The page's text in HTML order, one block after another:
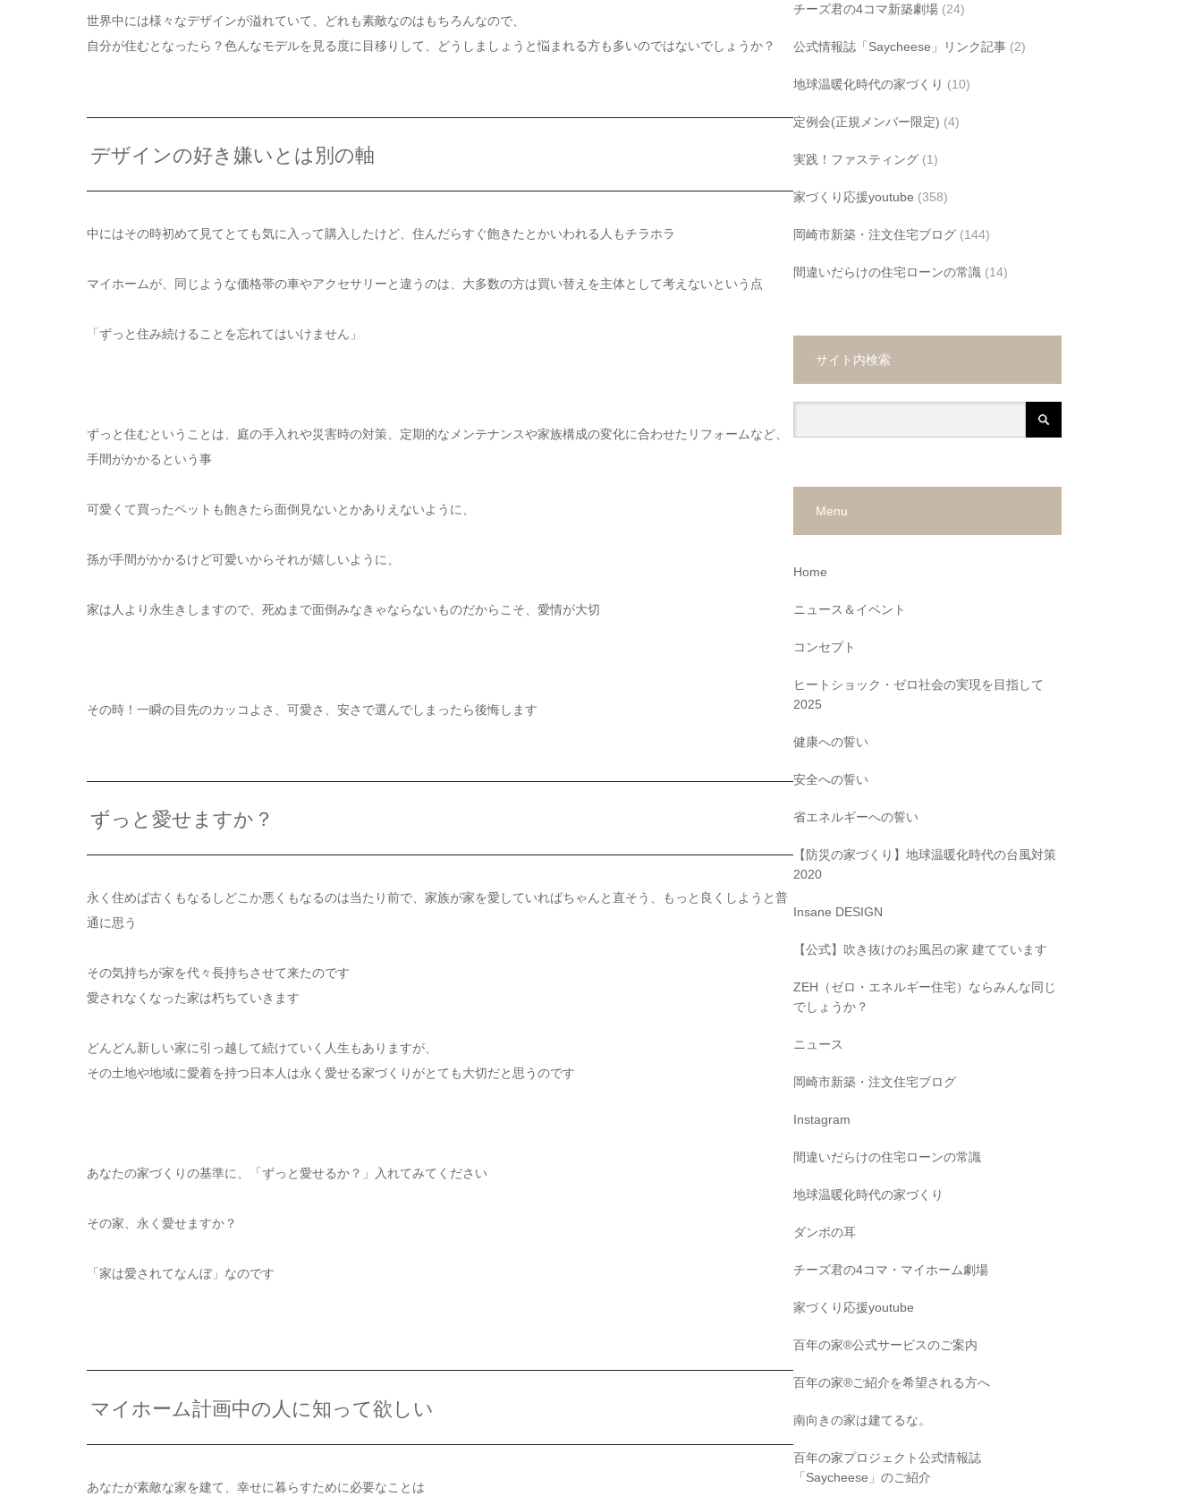
世界中には様々なデザインが溢れていて、どれも素敵なのはもちろんなので、
自分が住むとなったら？色んなモデルを見る度に目移りして、どうしましょうと悩まれる方も多いのではないでしょうか？
デザインの好き嫌いとは別の軸
中にはその時初めて見てとても気に入って購入したけど、住んだらすぐ飽きたとかいわれる人もチラホラ
マイホームが、同じような価格帯の車やアクセサリーと違うのは、大多数の方は買い替えを主体として考えないという点
「ずっと住み続けることを忘れてはいけません」
ずっと住むということは、庭の手入れや災害時の対策、定期的なメンテナンスや家族構成の変化に合わせたリフォームなど、
手間がかかるという事
可愛くて買ったペットも飽きたら面倒見ないとかありえないように、
孫が手間がかかるけど可愛いからそれが嬉しいように、
家は人より永生きしますので、死ぬまで面倒みなきゃならないものだからこそ、愛情が大切
その時！一瞬の目先のカッコよさ、可愛さ、安さで選んでしまったら後悔します
ずっと愛せますか？
永く住めば古くもなるしどこか悪くもなるのは当たり前で、家族が家を愛していればちゃんと直そう、もっと良くしようと普
通に思う
その気持ちが家を代々長持ちさせて来たのです
愛されなくなった家は朽ちていきます
どんどん新しい家に引っ越して続けていく人生もありますが、
その土地や地域に愛着を持つ日本人は永く愛せる家づくりがとても大切だと思うのです
あなたの家づくりの基準に、「ずっと愛せるか？」入れてみてください
その家、永く愛せますか？
「家は愛されてなんぼ」なのです
マイホーム計画中の人に知って欲しい
あなたが素敵な家を建て、幸せに暮らすために必要なことは
チーズ君の4コマ新築劇場(24)
公式情報誌「Saycheese」リンク記事(2)
地球温暖化時代の家づくり (10)
定例会(正規メンバー限定) (4)
実践！ファスティング(1)
家づくり応援youtube (358)
岡崎市新築・注文住宅ブログ(144)
間違いだらけの住宅ローンの常識 (14)
サイト内検索
Menu
Home
ニュース＆イベント
コンセプト
ヒートショック・ゼロ社会の実現を目指して
2025
健康への誓い
安全への誓い
省エネルギーへの誓い
【防災の家づくり】地球温暖化時代の台風対策
2020
Insane DESIGN
【公式】吹き抜けのお風呂の家 建てています
ZEH（ゼロ・エネルギー住宅）ならみんな同じ
でしょうか？
ニュース
岡崎市新築・注文住宅ブログ
Instagram
間違いだらけの住宅ローンの常識
地球温暖化時代の家づくり
ダンボの耳
チーズ君の4コマ・マイホーム劇場
家づくり応援youtube
百年の家®️公式サービスのご案内
百年の家®️ご紹介を希望される方へ
南向きの家は建てるな。
百年の家プロジェクト公式情報誌
「Saycheese」のご紹介